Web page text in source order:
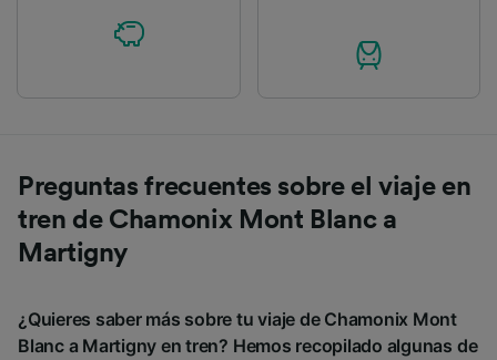
Preguntas frecuentes sobre el viaje en
tren de Chamonix Mont Blanc a
Martigny
¿Quieres saber más sobre tu viaje de Chamonix Mont
Blanc a Martigny en tren? Hemos recopilado algunas de